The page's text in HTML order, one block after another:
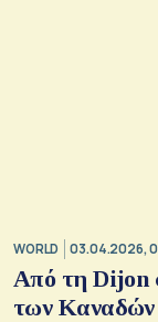
WORLD 03.04.2026,
Από τη Dijon
των